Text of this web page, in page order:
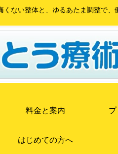
ない整体と、ゆるあたま調整で、
料金と案内
はじめての方へ